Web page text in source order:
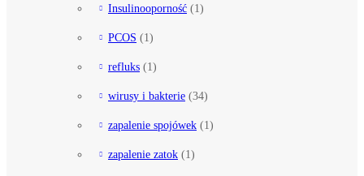
Insulinooporność (1)
PCOS (1)
refluks (1)
wirusy i bakterie (34)
zapalenie spojówek (1)
zapalenie zatok (1)